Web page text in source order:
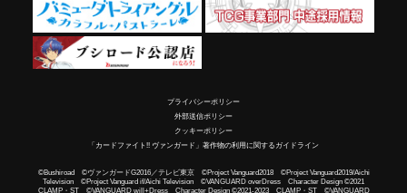
プライバシーポリシー
外部送信ポリシー
クッキーポリシー
「カードファイト!! ヴァンガード」著作物の利用に関するガイドライン
©Bushiroad ©ヴァンガードG2016／テレビ東京 ©Project Vanguard2018 ©Project Vanguard2019/Aichi
Television ©Project Vanguard if/Aichi Television ©VANGUARD overDress Character Design ©2021
CLAMP・ST ©VANGUARD will+Dress Character Design ©2021-2023 CLAMP・ST ©VANGUARD